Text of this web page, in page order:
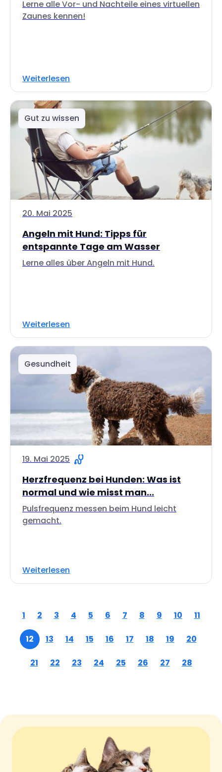
Lerne alle Vor- und Nachteile eines virtuellen
Zaunes kennen!
Weiterlesen
Gut zu wissen
20. Mai 2025
Angeln mit Hund: Tipps für
entspannte Tage am Wasser
Lerne alles über Angeln mit Hund.
Weiterlesen
Gesundheit
19. Mai 2025
Herzfrequenz bei Hunden: Was ist
normal und wie misst man...
Pulsfrequenz messen beim Hund leicht
gemacht.
Weiterlesen
1 2 3 4 5 6 7 8 9 10 11
12 13 14 15 16 17 18 19 20
21 22 23 24 25 26 27 28